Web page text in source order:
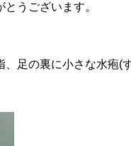
うございます。
、足の裏に小さな水疱(